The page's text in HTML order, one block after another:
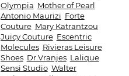
Olympia Mother of Pearl
Antonio Maurizi Forte
Couture Mary Katrantzou
Juicy Couture Escentric
Molecules Rivieras Leisure
Shoes Dr.Vranjes Lalique
Sensi Studio Walter